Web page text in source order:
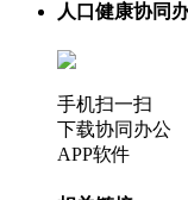
人口健康协同
手机扫一扫
下载协同办公
APP软件